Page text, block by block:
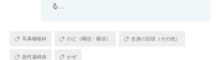
る...
耳鼻咽喉科 のど（咽頭・喉頭） 全身の症状（その他）
急性扁桃炎 かぜ